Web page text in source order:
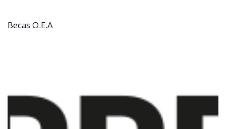
Becas O.E.A